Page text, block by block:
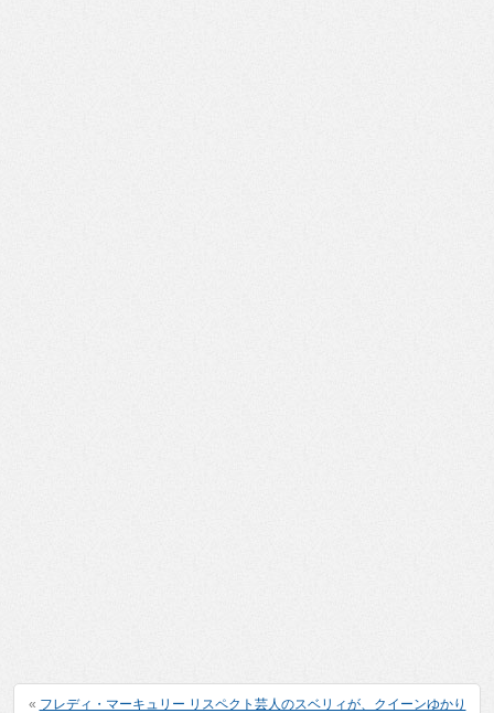
« フレディ・マーキュリー リスペクト芸人のスベリィが、クイーンゆかり